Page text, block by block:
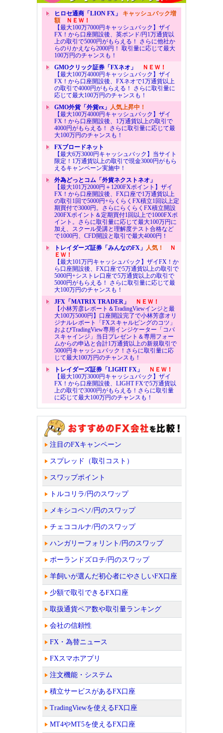
ヒロセ通商「LION FX」 キャッシュバック増
額ＮＥＷ！
【最大100万7000円キャッシュバック】ザイ
FX！から口座開設後、英ポンド/円1万通貨以
上の取引で5000円がもらえる！ さらに他社か
らのりかえなら2000円！ 取引量に応じて最大
100万円のチャンスも！
GMOクリック証券「FXネオ」
ＮＥＷ！
【最大100万4000円キャッシュバック】ザイ
FX！から口座開設後、FXネオで1万通貨以上
の取引で4000円がもらえる！ さらに取引量に
応じて最大100万円のチャンスも！
GMO外貨「外貨ex」 人気上昇中！
【最大100万4000円キャッシュバック】ザイ
FX！から口座開設後、1万通貨以上の取引で
4000円がもらえる！ さらに取引量に応じて最
大100万円のチャンスも！
FXブロードネット
【最大6万3000円キャッシュバック】当サイト
限定！1万通貨以上の取引で現金3000円がもら
えるキャンペーン実施中！
外為どっとコム「外貨ネクストネオ」
【最大101万2000円＋1200FXポイント】ザイ
FX！から口座開設後、FX口座で1万通貨以上
の取引1回で5000円+らくらくFX積立1回以上定
期買付で3000円。さらにらくらくFX積立開設
200FXポイント＆定期買付1回以上で1000FXポ
イント。さらに取引量に応じて最大100万円に
加え、スクール受講と理解度テスト合格など
で1000円、CFD開設と取引で最大4000円！
トレイダーズ証券「みんなのFX」 人気！
Ｎ
ＥＷ！
【最大101万円キャッシュバック】ザイFX！か
ら口座開設後、FX口座で5万通貨以上の取引で
5000円+シストレ口座で5万通貨以上の取引で
5000円がもらえる！ さらに取引量に応じて最
大100万円のチャンスも！
JFX「MATRIX TRADER」
ＮＥＷ！
【小林芳彦レポート＆TradingViewインジと最
大100万5000円】口座開設完了で小林芳彦オリ
ジナルレポート「FXスキャルピングのコツ」
およびTradingView専用インジケーター「コバ
スキャインジ」当日プレゼント＆専用フォー
ムからの申込と合計1万通貨以上の新規取引で
5000円キャッシュバック！さらに取引量に応
じて最大100万円のチャンスも！
トレイダーズ証券「LIGHT FX」
ＮＥＷ！
【最大100万3000円キャッシュバック】ザイ
FX！から口座開設後、LIGHT FXで5万通貨以
上の取引で3000円がもらえる！さらに取引量
に応じて最大100万円のチャンスも！
注目のFXキャンペーン
スプレッド（取引コスト）
スワップポイント
トルコリラ/円のスワップ
メキシコペソ/円のスワップ
チェココルナ/円のスワップ
ハンガリーフォリント/円のスワップ
ポーランドズロチ/円のスワップ
羊飼いが選んだ初心者にやさしいFX口座
少額で取引できるFX口座
取扱通貨ペア数や取引量ランキング
会社の信頼性
FX・為替ニュース
FXスマホアプリ
注文機能・システム
積立サービスがあるFX口座
TradingViewを使えるFX口座
MT4やMT5を使えるFX口座